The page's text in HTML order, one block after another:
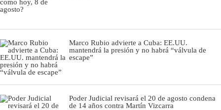
Marco Rubio advierte a Cuba: EE.UU.
mantendrá la presión y no habrá “válvula de
escape”
Poder Judicial revisará el 20 de agosto condena
de 14 años contra Martín Vizcarra